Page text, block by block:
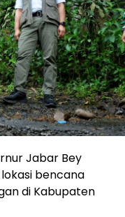
Jabar Bey
bencana
di Kabupaten